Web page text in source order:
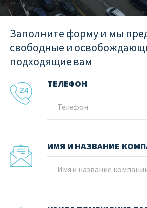
Заполните форму и мы
свободные и
подходящие вам
ТЕЛЕФОН
ИМЯ И НАЗВАНИЕ